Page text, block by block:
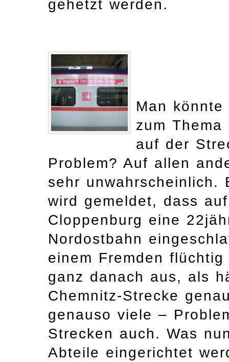
gehetzt werden.
Man
zum
auf der
Problem? Auf allen
sehr
wird gemeldet, dass
Cloppenburg eine
Nordostbahn
einem Fremden
ganz danach aus, als
Chemnitz-Strecke
genauso viele –
Strecken auch. Was
Abteile eingerichtet